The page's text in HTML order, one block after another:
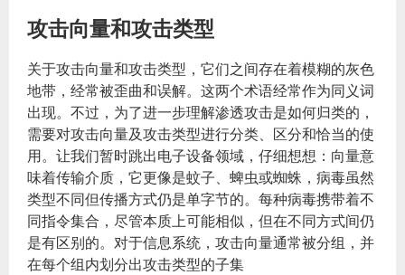
攻击向量和攻击类型
关于攻击向量和攻击类型，它们之间存在着模糊的灰色
地带，经常被歪曲和误解。这两个术语经常作为同义词
出现。不过，为了进一步理解渗透攻击是如何归类的，
需要对攻击向量及攻击类型进行分类、区分和恰当的使
用。让我们暂时跳出电子设备领域，仔细想想：向量意
味着传输介质，它更像是蚊子、蜱虫或蜘蛛，病毒虽然
类型不同但传播方式仍是单字节的。每种病毒携带着不
同指令集合，尽管本质上可能相似，但在不同方式间仍
是有区别的。对于信息系统，攻击向量通常被分组，并
在每个组内划分出攻击类型的子集